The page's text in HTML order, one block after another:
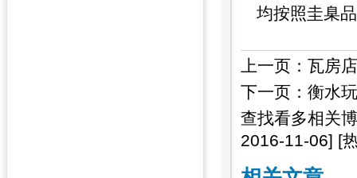
均按照圭臬
上一页： 瓦房
下一页： 衡水
查找看多相关
2016-11-06] [